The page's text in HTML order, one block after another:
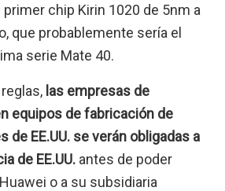
primer chip Kirin 1020 de 5nm a
que probablemente sería el
serie Mate 40.
las empresas de
equipos de fabricación de
de EE.UU. se verán obligadas a
de EE.UU. antes de poder
o a su subsidiaria